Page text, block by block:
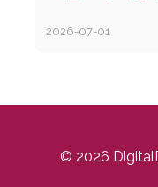
2026-07-01
© 2026